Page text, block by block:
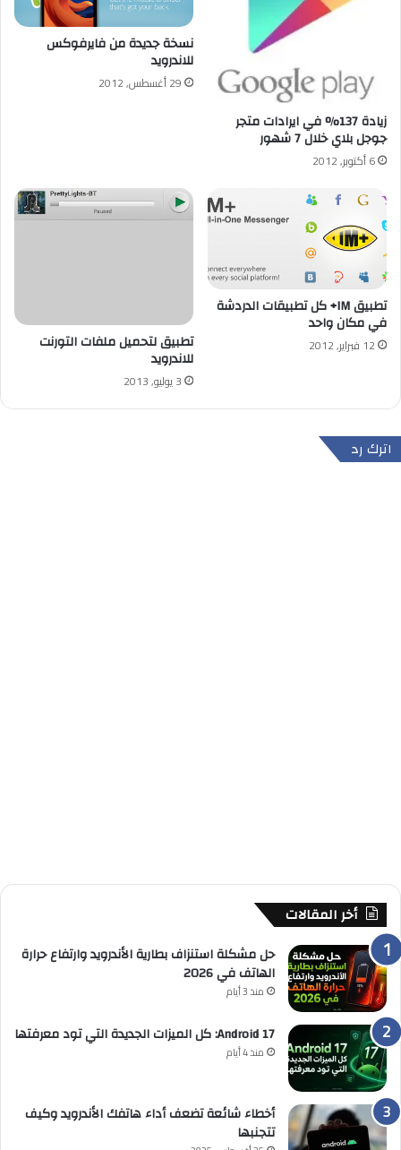
زيادة 137% في ايرادات متجر
جوجل بلاي خلال 7 شهور
6 أكتوبر, 2012
نسخة جديدة من فايرفوكس
للاندرويد
29 أغسطس, 2012
تطبيق IM+ كل تطبيقات الدردشة
في مكان واحد
12 فبراير, 2012 تطبيق لتحميل ملفات التورنت
للاندرويد
3 يوليو, 2013
اترك رد
أخر المقالات
حل مشكلة استنزاف بطارية الأندرويد وارتفاع حرارة
الهاتف في 2026
منذ 3 أيام
Android 17: كل الميزات الجديدة التي تود معرفتها
منذ 4 أيام
أخطاء شائعة تضعف أداء هاتفك الأندرويد وكيف
تتجنبها